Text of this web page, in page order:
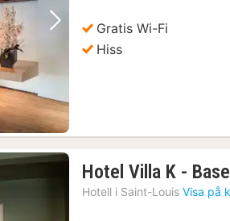
Nästa bildGratis Wi-Fi
Hiss
Hotel Villa K -
Hotell i Saint-Louis Visa på